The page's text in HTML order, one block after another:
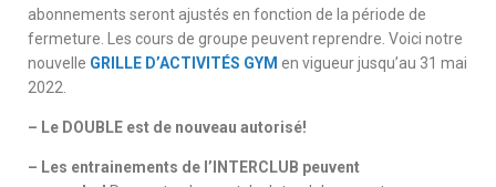
abonnements seront ajustés en fonction de la période de
fermeture. Les cours de groupe peuvent reprendre. Voici notre
nouvelle GRILLE D’ACTIVITÉS GYM en vigueur jusqu’au 31 mai
2022.
– Le DOUBLE est de nouveau autorisé!
– Les entrainements de l’INTERCLUB peuvent